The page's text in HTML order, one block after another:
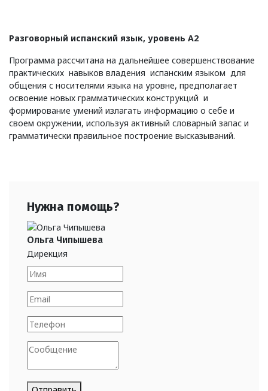
Разговорный испанский язык, уровень A2
Программа рассчитана на дальнейшее совершенствование
практических навыков владения испанским языком для
общения с носителями языка на уровне, предполагает
освоение новых грамматических конструкций и
формирование умений излагать информацию о себе и
своем окружении, используя активный словарный запас и
грамматически правильное построение высказываний.
Нужна помощь?
Ольга Чипышева
Дирекция